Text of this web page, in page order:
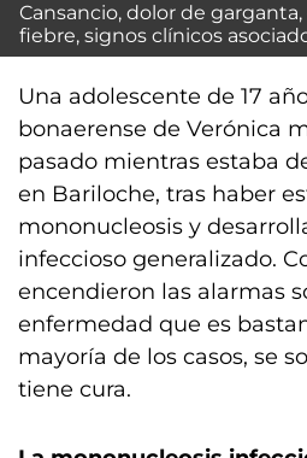
Cansancio, dolor de
fiebre, signos clínicos
Una adolescente de 17
bonaerense de Verónica
pasado mientras estaba
en Bariloche, tras haber
mononucleosis y
infeccioso generalizado.
encendieron las alarmas
enfermedad que es
mayoría de los casos, se
tiene cura.